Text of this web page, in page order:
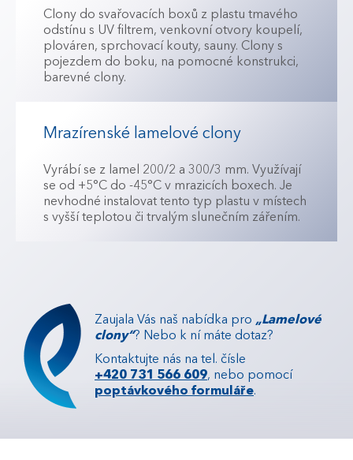
Clony do svařovacích boxů z plastu tmavého
odstínu s UV filtrem, venkovní otvory koupelí,
plováren, sprchovací kouty, sauny. Clony s
pojezdem do boku, na pomocné konstrukci,
barevné clony.
Mrazírenské lamelové clony
Vyrábí se z lamel 200/2 a 300/3 mm. Využívají
se od +5°C do -45°C v mrazicích boxech. Je
nevhodné instalovat tento typ plastu v místech
s vyšší teplotou či trvalým slunečním zářením.
Zaujala Vás naš nabídka pro „Lamelové
clony“? Nebo k ní máte dotaz?
Kontaktujte nás na tel. čísle
+420 731 566 609, nebo pomocí
poptávkového formuláře.